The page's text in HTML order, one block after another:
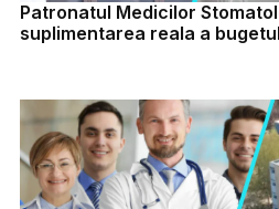
Patronatul Medicilor
suplimentarea reala a